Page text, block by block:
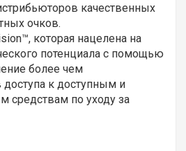
качественных
очков.
которая нацелена на
потенциала с помощью
более чем
к доступным и
средствам по уходу за